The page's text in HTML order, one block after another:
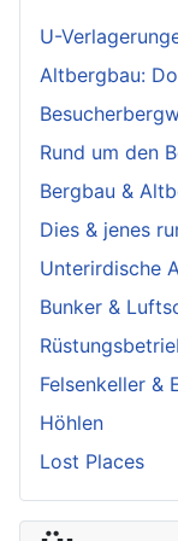
U-
Altbergbau:
Rund um den
Bergbau &
Dies & jenes
Unterirdische
Bunker &
Felsenkeller &
Höhlen
Lost Places